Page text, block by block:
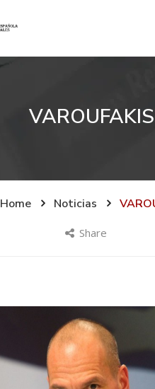
VAROUFAKIS
Home Noticias
Share